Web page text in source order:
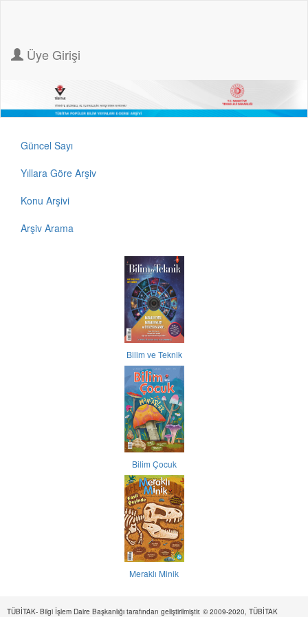
Üye Girişi
Güncel Sayı
Yıllara Göre Arşiv
Konu Arşivi
Arşiv Arama
Bilim ve Teknik
Bilim Çocuk
Meraklı Minik
TÜBİTAK- Bilgi İşlem Daire Başkanlığı tarafından geliştirilmiştir. © 2009-2020, TÜBİTAK